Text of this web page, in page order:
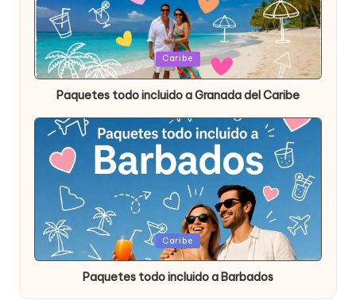
Publicada
en
Caribe
Paquetes todo incluido a Granada del Caribe
Publicada
en
Caribe
Paquetes todo incluido a Barbados